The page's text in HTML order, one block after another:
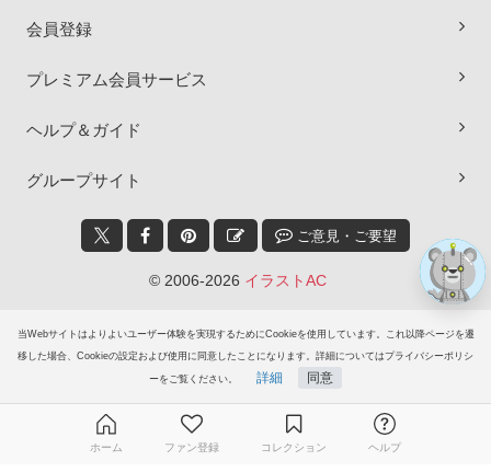
当Webサイトはよりよいユーザー体験を実現するためにCookieを使用しています。これ以降ページを遷
移した場合、Cookieの設定および使用に同意したことになります。詳細についてはプライバシーポリシ
ーをご覧ください。 詳細 同意
会員登録
プレミアム会員サービス
ヘルプ＆ガイド
グループサイト
ご意見・ご要望
© 2006-2026 イラストAC
ホーム ファン登録 コレクション ヘルプ